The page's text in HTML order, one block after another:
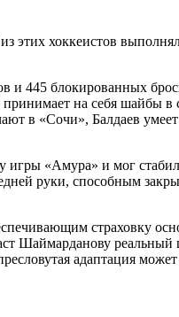
этих хоккеистов
и 445 блокированных
на себя шайбы в
в «Сочи», Балдаев умеет
игры «Амура» и мог
руки, способным
страховку
Шаймарданову реальный
адаптация